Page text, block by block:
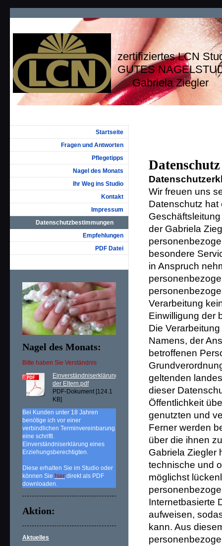
zertifiziertes LCN
GUTES
Gabriela Ziegler
Datenschutz
Wir freuen uns
Datenschutz hat
der Gabriela
besondere
in Anspruch
Verarbeitung
Einwilligung der
Die
Namens, der
betroffenen
geltenden
dieser
Öffentlichkeit
genutzten und
Ferner werden
über die ihnen
Gabriela Ziegler
technische und
möglichst
Internetbasierte
aufweisen,
kann. Aus
Startseite
Fragen und Antworten
Pflegetipps
Nagel des Monats
Ihr Weg ins Studio
Kontakt
Impressum
Datenschutzbestimmungen
Empfehlungen
PDF Datei
Nagel des Monats:
Bitte haben Sie Verständnis
Einverständniserklärung
der Eltern.pdf
PDF-Dokument [124.1
KB]
Bei Kunden unter 18 Jahren
benötige ich vor einer
verbindlichen Terminvereinbarung
eine schriftl.
Einverständniserklärung eines
Erziehungsberechtigten.
Diese erhalten Sie im Studio oder
können Sie hier direkt als PDF
downloaden.
Aktion:
Aktuelles